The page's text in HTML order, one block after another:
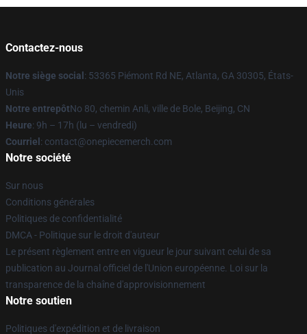
Contactez-nous
Notre siège social : 53365 Piémont Rd NE, Atlanta, GA 30305, États-
Unis
Notre entrepôtNo 80, chemin Anli, ville de Bole, Beijing, CN
Heure: 9h – 17h (lu – vendredi)
Courriel : contact@onepiecemerch.com
Notre société
Sur nous
Conditions générales
Politiques de confidentialité
DMCA - Politique sur le droit d'auteur
Le présent règlement entre en vigueur le jour suivant celui de sa
publication au Journal officiel de l'Union européenne. Loi sur la
transparence de la chaîne d'approvisionnement
Notre soutien
Politiques d'expédition et de livraison